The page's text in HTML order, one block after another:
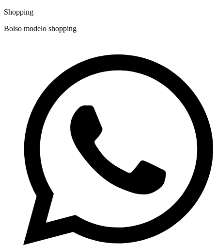
Shopping
Bolso modelo shopping